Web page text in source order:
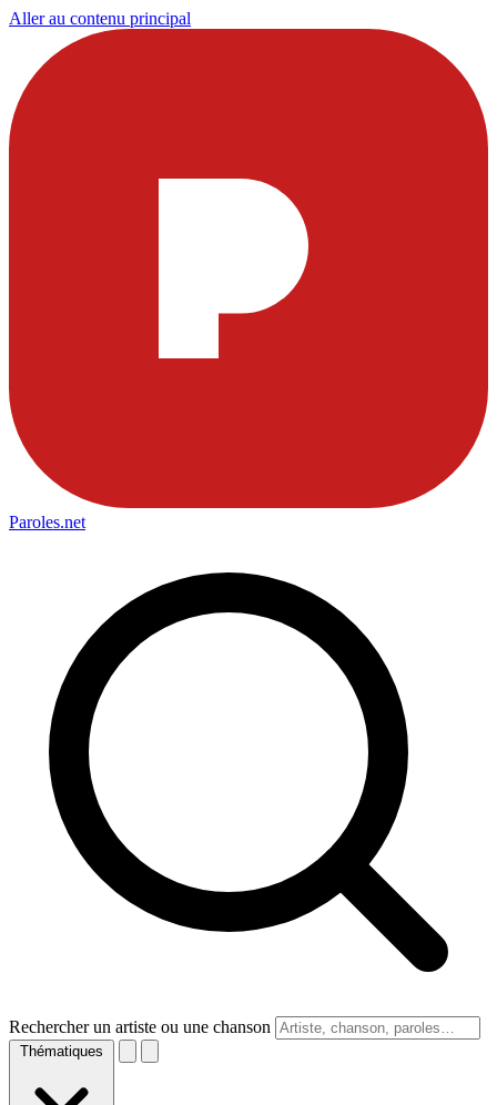
Aller au contenu principal
Paroles.net
Rechercher un artiste ou une chanson
Thématiques